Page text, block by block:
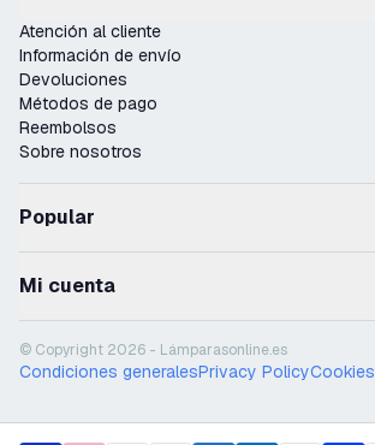
Atención al cliente
Información de envío
Devoluciones
Métodos de pago
Reembolsos
Sobre nosotros
Popular
Mi cuenta
© Copyright 2026 - Lámparasonline.es
Condiciones generalesPrivacy PolicyCookies